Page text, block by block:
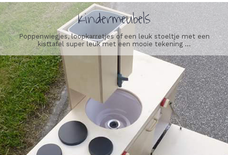
Kindermeubels
Poppenwiegjes, loopkarretjes of een leuk stoeltje met een
kisttafel super leuk met een mooie tekening ...